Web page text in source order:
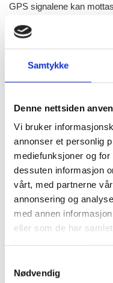
Samtykke
Denne nettsiden
Vi bruker
annonser et personlig
mediefunksjoner og
dessuten informasjon
vårt, med partnerne
annonsering og
med annen
eller som de har
Nødvendig
GPS signalene kan
Hvert sekund mottar
DCF og FI synkronisering
minutt et kodet signal
fanger opp signalene og
synkroniserer tidbasen
minutter og aksepterer
I prinsipp kan signalene
ca 2000km fra senderne;
Type text here